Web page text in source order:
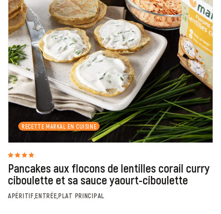
RECETTE MARKAL EN CUISINE
Pancakes aux flocons de lentilles corail curry
ciboulette et sa sauce yaourt-ciboulette
APÉRITIF,ENTRÉE,PLAT PRINCIPAL